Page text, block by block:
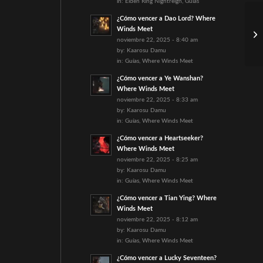
in: Elden Ring Nightreign, Guías
¿Cómo vencer a Dao Lord? Where
Winds Meet
noviembre 22, 2025 - 8:40 am
by: Kaarosu Damu
in: Guías, Where Winds Meet
¿Cómo vencer a Ye Wanshan?
Where Winds Meet
noviembre 22, 2025 - 8:33 am
by: Kaarosu Damu
in: Guías, Where Winds Meet
¿Cómo vencer a Heartseeker?
Where Winds Meet
noviembre 22, 2025 - 8:25 am
by: Kaarosu Damu
in: Guías, Where Winds Meet
¿Cómo vencer a Tian Ying? Where
Winds Meet
noviembre 22, 2025 - 8:12 am
by: Kaarosu Damu
in: Guías, Where Winds Meet
¿Cómo vencer a Lucky Seventeen?